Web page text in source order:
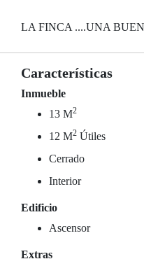
LA FINCA ....UNA
Características
Inmueble
13 M2
12 M2 Útiles
Cerrado
Interior
Edificio
Ascensor
Extras